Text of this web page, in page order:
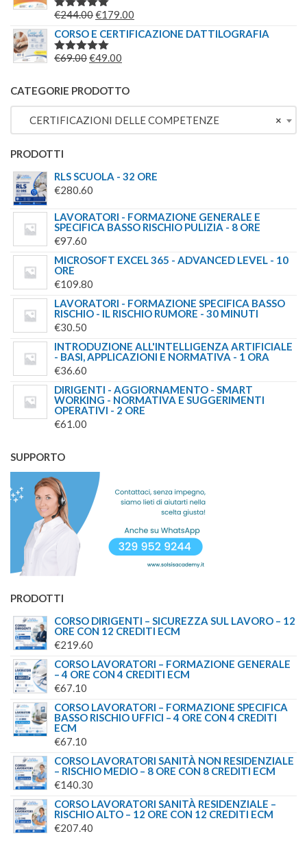
ERA:
VALUTATO
€244.00IL
PREZZO
ORIGINALE
ERA:
€179.00
PREZZO
CORSO E CERTIFICAZIONE DATTILOGRAFIA
VALUTATO
€69.00IL
ORIGINALE
ERA:
€69.00.
€49.00
ATTUALE
È:
€49.00.
CATEGORIE PRODOTTO
×
CERTIFICAZIONI DELLE COMPETENZE
PRODOTTI
RLS SCUOLA - 32 ORE
€280.60
LAVORATORI - FORMAZIONE GENERALE E
SPECIFICA BASSO RISCHIO PULIZIA - 8 ORE
€97.60
MICROSOFT EXCEL 365 - ADVANCED LEVEL - 10
ORE
€109.80
LAVORATORI - FORMAZIONE SPECIFICA BASSO
RISCHIO - IL RISCHIO RUMORE - 30 MINUTI
€30.50
INTRODUZIONE ALL'INTELLIGENZA ARTIFICIALE
- BASI, APPLICAZIONI E NORMATIVA - 1 ORA
€36.60
DIRIGENTI - AGGIORNAMENTO - SMART
WORKING - NORMATIVA E SUGGERIMENTI
OPERATIVI - 2 ORE
€61.00
SUPPORTO
PRODOTTI
CORSO DIRIGENTI – SICUREZZA SUL LAVORO – 12
ORE CON 12 CREDITI ECM
€219.60
CORSO LAVORATORI – FORMAZIONE GENERALE
– 4 ORE CON 4 CREDITI ECM
€67.10
CORSO LAVORATORI – FORMAZIONE SPECIFICA
BASSO RISCHIO UFFICI – 4 ORE CON 4 CREDITI
ECM
€67.10
CORSO LAVORATORI SANITÀ NON RESIDENZIALE
– RISCHIO MEDIO – 8 ORE CON 8 CREDITI ECM
€140.30
CORSO LAVORATORI SANITÀ RESIDENZIALE –
RISCHIO ALTO – 12 ORE CON 12 CREDITI ECM
€207.40